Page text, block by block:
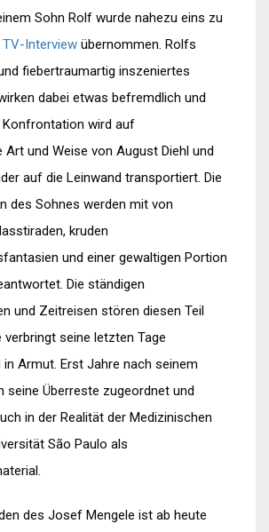
Sohn Rolf wurde nahezu eins zu
Interview übernommen. Rolfs
fiebertraumartig inszeniertes
dabei etwas befremdlich und
Konfrontation wird auf
Art und Weise von August Diehl und
auf die Leinwand transportiert. Die
des Sohnes werden mit von
kruden
und einer gewaltigen Portion
Die ständigen
und Zeitreisen stören diesen Teil
verbringt seine letzten Tage
Armut. Erst Jahre nach seinem
seine Überreste zugeordnet und
in der Realität der Medizinischen
São Paulo als
des Josef Mengele ist ab heute